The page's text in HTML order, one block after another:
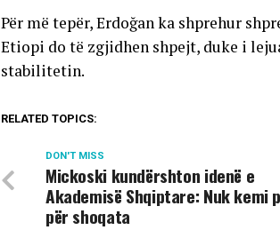
Për më tepër, Erdoğan ka shprehur
Etiopi do të zgjidhen shpejt, duke i
stabilitetin.
RELATED TOPICS:
DON'T MISS
Mickoski kundërshton idenë e
Akademisë Shqiptare: Nuk kemi
për shoqata